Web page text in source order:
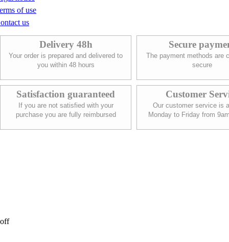
of use
us
Delivery 48h
Your order is prepared and delivered to
you within 48 hours
Secure
The payment methods are
secure
Satisfaction guaranteed
If you are not satisfied with your
purchase you are fully reimbursed
Customer
Our customer service is
Monday to Friday from
off